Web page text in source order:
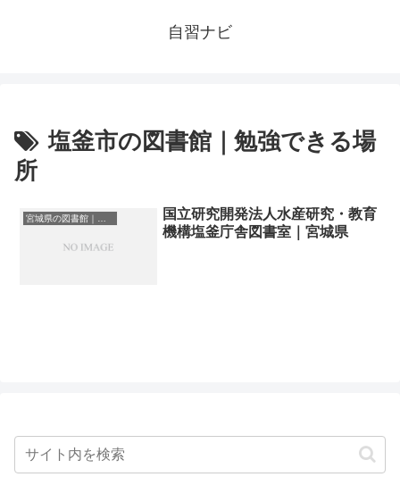
自習ナビ
塩釜市の図書館｜勉強できる場
所
国立研究開発法人水産研究・教育
機構塩釜庁舎図書室｜宮城県